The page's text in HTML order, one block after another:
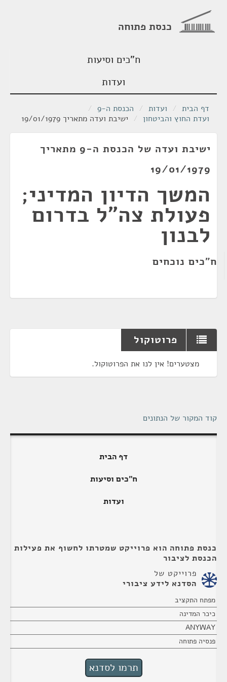
כנסת פתוחה
ח"כים וסיעות
ועדות
דף הבית / ועדות / הכנסת ה-9
/
ועדת החוץ והביטחון / ישיבת ועדה מתאריך 19/01/1979
ישיבת ועדה של הכנסת ה-9 מתאריך
19/01/1979
המשך הדיון המדיני;
פעולת צה"ל בדרום
לבנון
ח"כים נוכחים
פרוטוקול
מצטערים! אין לנו את הפרוטוקול.
קוד המקור של הנתונים
דף הבית
ח"כים וסיעות
ועדות
כנסת פתוחה הוא פרוייקט שמטרתו לחשוף את פעילות
הכנסת לציבור
פרוייקט של
הסדנא לידע ציבורי
מפתח התקציב
כיכר המדינה
ANYWAY
פנסיה פתוחה